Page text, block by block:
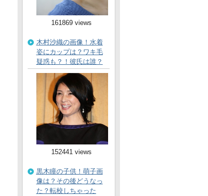
161869 views
木村沙織の画像！水着
姿にカップは？ワキ毛
疑惑も？！彼氏は誰？
152441 views
黒木瞳の子供！萌子画
像は？その後どうなっ
た？転校しちゃった